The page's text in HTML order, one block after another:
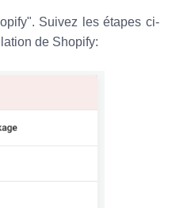
Suivez les étapes ci-
de Shopify: